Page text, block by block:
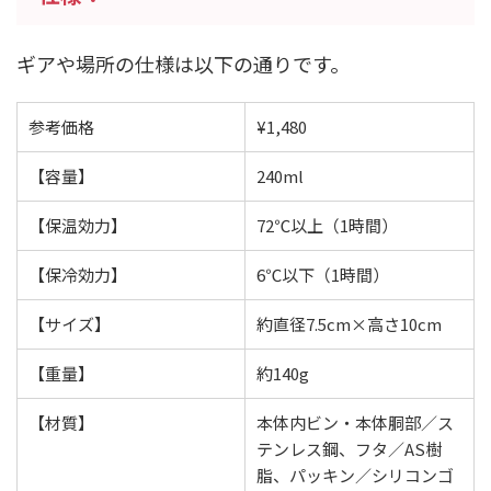
ギアや場所の仕様は以下の通りです。
参考価格 ¥1,480
【容量】 240ml
【保温効力】 72℃以上（1時間）
【保冷効力】 6℃以下（1時間）
【サイズ】 約直径7.5cm×高さ10cm
【重量】 約140g
【材質】
本体内ビン・本体胴部／ス
テンレス鋼、フタ／AS樹
脂、パッキン／シリコンゴ